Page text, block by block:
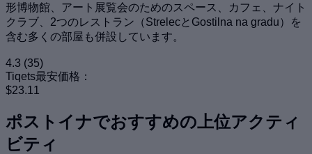
形博物館、アート展覧会のためのスペース、カフェ、ナイト
クラブ、2つのレストラン（StrelecとGostilna na gradu）を
含む多くの部屋も併設しています。
4.3 (35)
Tiqets最安価格：
$23.11
ポストイナでおすすめの上位アクティ
ビティ